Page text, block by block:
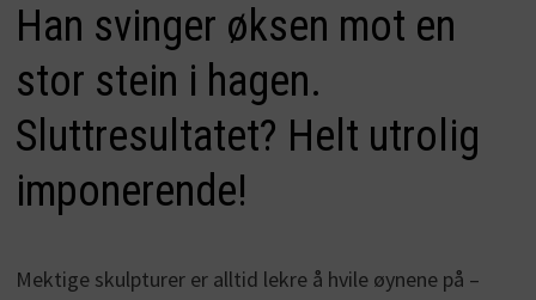
Han svinger øksen mot en
stor stein i hagen.
Sluttresultatet? Helt utrolig
imponerende!
Mektige skulpturer er alltid lekre å hvile øynene på –